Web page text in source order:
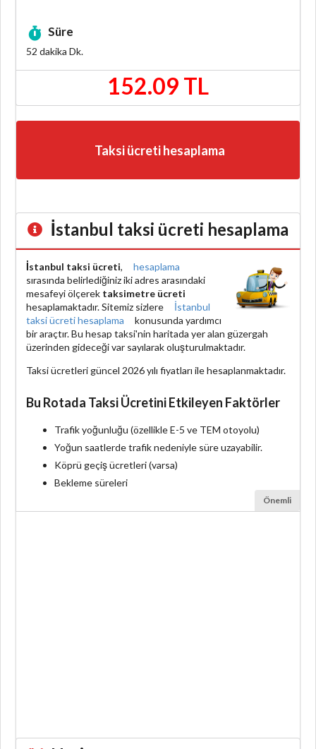
Süre
52 dakika Dk.
152.09 TL
Taksi ücreti hesaplama
İstanbul taksi ücreti hesaplama
İstanbul taksi ücreti,
hesaplama
sırasında belirlediğiniz iki adres arasındaki
mesafeyi ölçerek taksimetre ücreti
hesaplamaktadır. Sitemiz sizlere
İstanbul
taksi ücreti hesaplama
konusunda yardımcı
bir araçtır. Bu hesap taksi'nin haritada yer alan güzergah
üzerinden gideceği var sayılarak oluşturulmaktadır.
Taksi ücretleri güncel 2026 yılı fiyatları ile hesaplanmaktadır.
Bu Rotada Taksi Ücretini Etkileyen Faktörler
Trafik yoğunluğu (özellikle E-5 ve TEM otoyolu)
Yoğun saatlerde trafik nedeniyle süre uzayabilir.
Köprü geçiş ücretleri (varsa)
Bekleme süreleri
Önemli